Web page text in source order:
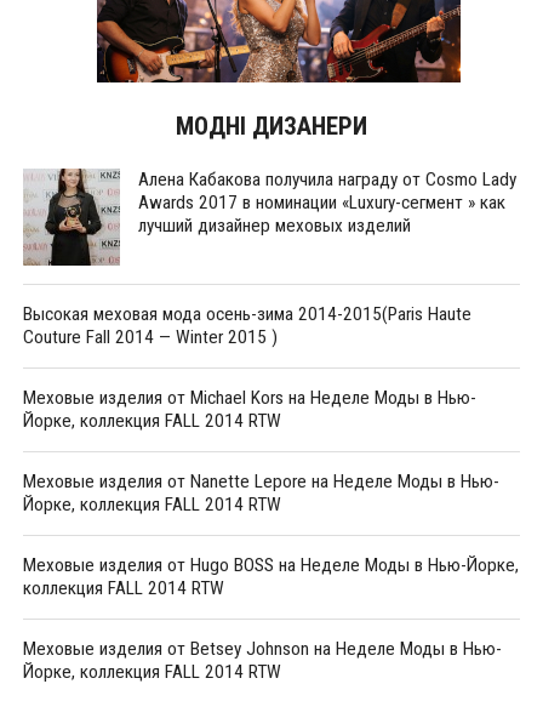
МОДНІ ДИЗАНЕРИ
Алена Кабакова получила награду от Cosmo Lady
Awards 2017 в номинации «Luxury-сегмент » как
лучший дизайнер меховых изделий
Высокая меховая мода осень-зима 2014-2015(Paris Haute
Couture Fall 2014 — Winter 2015 )
Меховые изделия от Michael Kors на Неделе Моды в Нью-
Йорке, коллекция FALL 2014 RTW
Меховые изделия от Nanette Lepore на Неделе Моды в Нью-
Йорке, коллекция FALL 2014 RTW
Меховые изделия от Hugo BOSS на Неделе Моды в Нью-Йорке,
коллекция FALL 2014 RTW
Меховые изделия от Betsey Johnson на Неделе Моды в Нью-
Йорке, коллекция FALL 2014 RTW